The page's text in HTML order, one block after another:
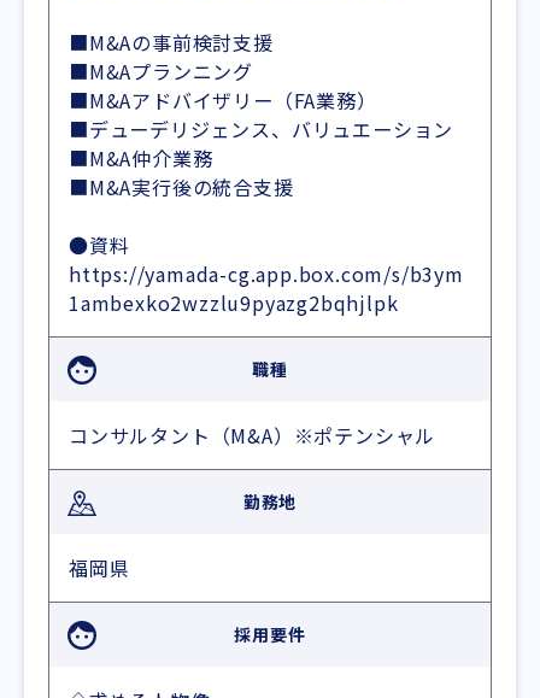
■M&Aの事前検討支援
■M&Aプランニング
■M&Aアドバイザリー（FA業務）
■デューデリジェンス、バリュエーション
■M&A仲介業務
■M&A実行後の統合支援
●資料
https://yamada-cg.app.box.com/s/b3ym
1ambexko2wzzlu9pyazg2bqhjlpk
職種
コンサルタント（M&A）※ポテンシャル
勤務地
福岡県
採用要件